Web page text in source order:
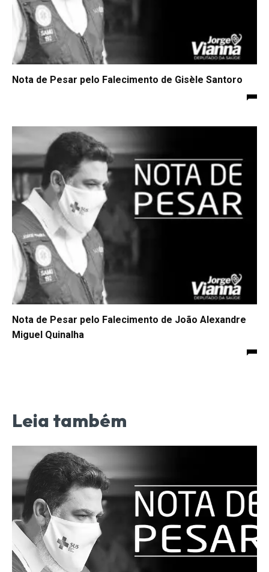
Nota de Pesar pelo Falecimento de Gisèle Santoro
Nota de Pesar pelo Falecimento de João Alexandre
Miguel Quinalha
Leia também